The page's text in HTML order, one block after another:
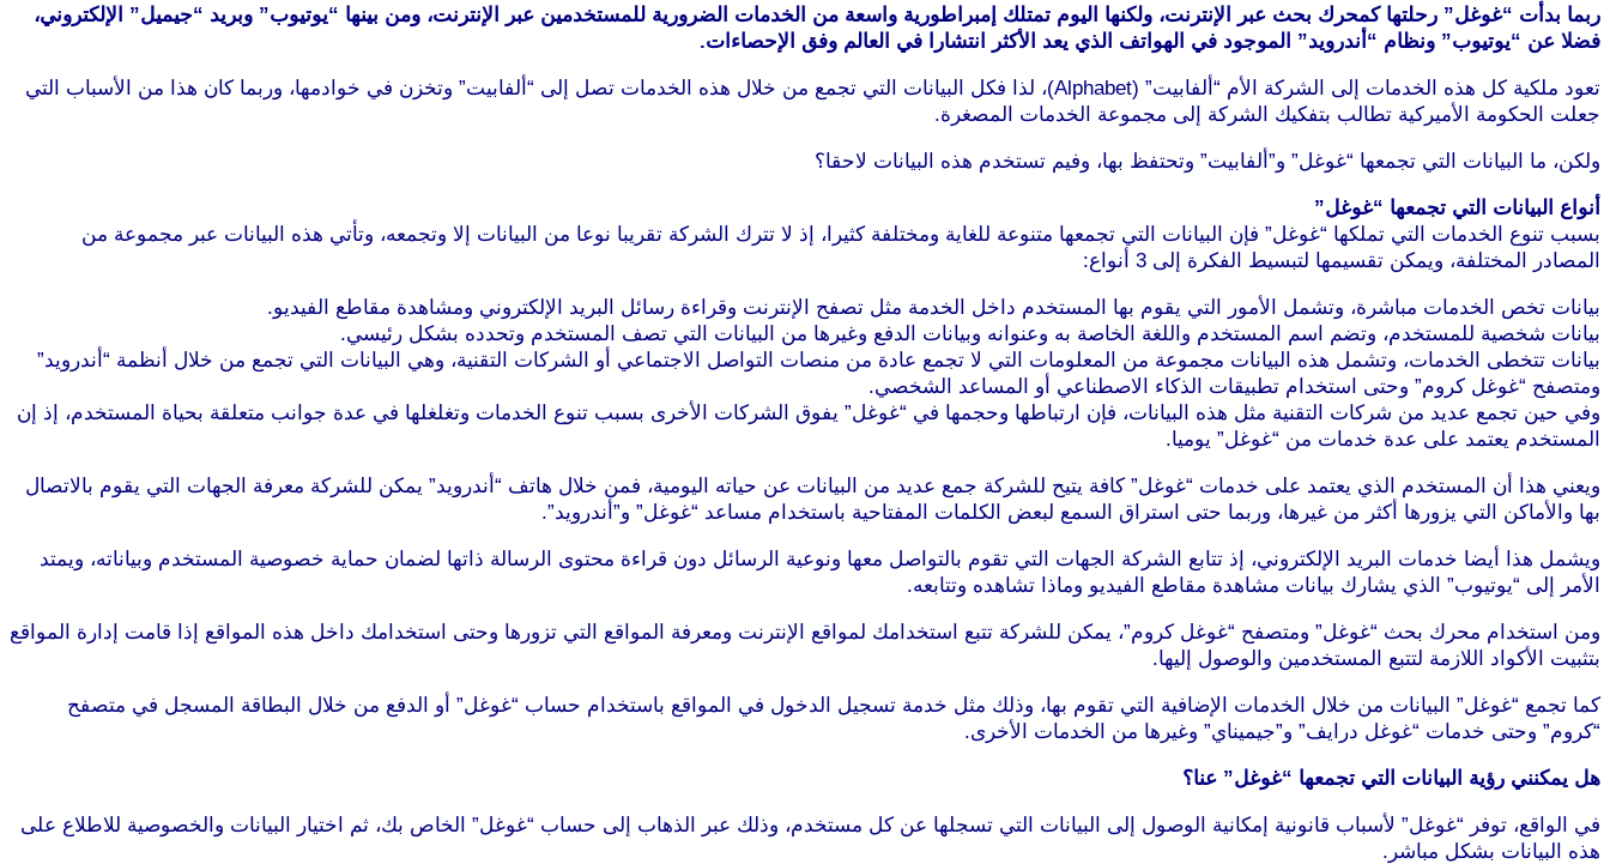
ربما بدأت “غوغل” رحلتها كمحرك بحث عبر الإنترنت، ولكنها اليوم تمتلك إمبراطورية واسعة من الخدمات الضرورية للمستخدمين عبر الإنترنت، ومن بينها “يوتيوب” وبريد “جيميل” الإلكتروني،
فضلا عن “يوتيوب” ونظام “أندرويد” الموجود في الهواتف الذي يعد الأكثر انتشارا في العالم وفق الإحصاءات.
تعود ملكية كل هذه الخدمات إلى الشركة الأم “ألفابيت” (Alphabet)، لذا فكل البيانات التي تجمع من خلال هذه الخدمات تصل إلى “ألفابيت” وتخزن في خوادمها، وربما كان هذا من الأسباب التي
جعلت الحكومة الأميركية تطالب بتفكيك الشركة إلى مجموعة الخدمات المصغرة.
ولكن، ما البيانات التي تجمعها “غوغل” و”ألفابيت” وتحتفظ بها، وفيم تستخدم هذه البيانات لاحقا؟
أنواع البيانات التي تجمعها “غوغل”
بسبب تنوع الخدمات التي تملكها “غوغل” فإن البيانات التي تجمعها متنوعة للغاية ومختلفة كثيرا، إذ لا تترك الشركة تقريبا نوعا من البيانات إلا وتجمعه، وتأتي هذه البيانات عبر مجموعة من
المصادر المختلفة، ويمكن تقسيمها لتبسيط الفكرة إلى 3 أنواع:
بيانات تخص الخدمات مباشرة، وتشمل الأمور التي يقوم بها المستخدم داخل الخدمة مثل تصفح الإنترنت وقراءة رسائل البريد الإلكتروني ومشاهدة مقاطع الفيديو.
بيانات شخصية للمستخدم، وتضم اسم المستخدم واللغة الخاصة به وعنوانه وبيانات الدفع وغيرها من البيانات التي تصف المستخدم وتحدده بشكل رئيسي.
بيانات تتخطى الخدمات، وتشمل هذه البيانات مجموعة من المعلومات التي لا تجمع عادة من منصات التواصل الاجتماعي أو الشركات التقنية، وهي البيانات التي تجمع من خلال أنظمة “أندرويد”
ومتصفح “غوغل كروم” وحتى استخدام تطبيقات الذكاء الاصطناعي أو المساعد الشخصي.
وفي حين تجمع عديد من شركات التقنية مثل هذه البيانات، فإن ارتباطها وحجمها في “غوغل” يفوق الشركات الأخرى بسبب تنوع الخدمات وتغلغلها في عدة جوانب متعلقة بحياة المستخدم، إذ إن
المستخدم يعتمد على عدة خدمات من “غوغل” يوميا.
ويعني هذا أن المستخدم الذي يعتمد على خدمات “غوغل” كافة يتيح للشركة جمع عديد من البيانات عن حياته اليومية، فمن خلال هاتف “أندرويد” يمكن للشركة معرفة الجهات التي يقوم بالاتصال
بها والأماكن التي يزورها أكثر من غيرها، وربما حتى استراق السمع لبعض الكلمات المفتاحية باستخدام مساعد “غوغل” و”أندرويد”.
ويشمل هذا أيضا خدمات البريد الإلكتروني، إذ تتابع الشركة الجهات التي تقوم بالتواصل معها ونوعية الرسائل دون قراءة محتوى الرسالة ذاتها لضمان حماية خصوصية المستخدم وبياناته، ويمتد
الأمر إلى “يوتيوب” الذي يشارك بيانات مشاهدة مقاطع الفيديو وماذا تشاهده وتتابعه.
ومن استخدام محرك بحث “غوغل” ومتصفح “غوغل كروم”، يمكن للشركة تتبع استخدامك لمواقع الإنترنت ومعرفة المواقع التي تزورها وحتى استخدامك داخل هذه المواقع إذا قامت إدارة المواقع
بتثبيت الأكواد اللازمة لتتبع المستخدمين والوصول إليها.
كما تجمع “غوغل” البيانات من خلال الخدمات الإضافية التي تقوم بها، وذلك مثل خدمة تسجيل الدخول في المواقع باستخدام حساب “غوغل” أو الدفع من خلال البطاقة المسجل في متصفح
“كروم” وحتى خدمات “غوغل درايف” و”جيميناي” وغيرها من الخدمات الأخرى.
هل يمكنني رؤية البيانات التي تجمعها “غوغل” عنا؟
في الواقع، توفر “غوغل” لأسباب قانونية إمكانية الوصول إلى البيانات التي تسجلها عن كل مستخدم، وذلك عبر الذهاب إلى حساب “غوغل” الخاص بك، ثم اختيار البيانات والخصوصية للاطلاع على
هذه البيانات بشكل مباشر.